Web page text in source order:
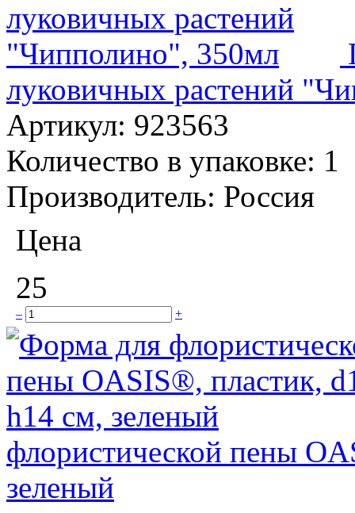
луковичных растений
Артикул: 923563
Количество в упаковке: 1
Производитель: Россия
Цена
25
– +
флористической пены
зеленый